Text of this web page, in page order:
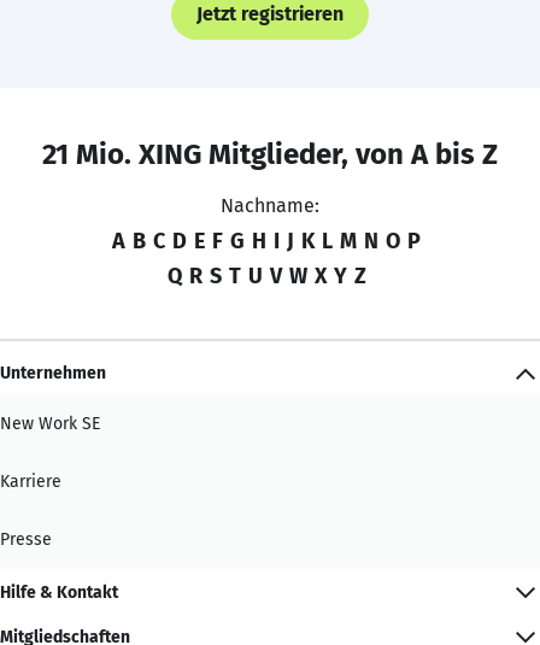
Jetzt registrieren
21 Mio. XING Mitglieder, von A bis Z
Nachname:
A B C D E F G H I J K L M N O P
Q R S T U V W X Y Z
Unternehmen
New Work SE
Karriere
Presse
Hilfe & Kontakt
Mitgliedschaften